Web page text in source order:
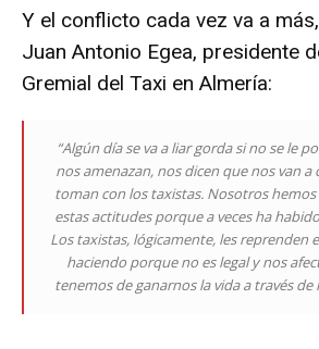
Y el conflicto cada vez va a
Juan Antonio Egea, presidente
Gremial del Taxi en Almería:
“Algún día se va a liar gorda si no se le
nos amenazan, nos dicen que nos van a
toman con los taxistas. Nosotros
estas actitudes porque a veces ha
Los taxistas, lógicamente, les reprenden
haciendo porque no es legal y nos
tenemos de ganarnos la vida a través de